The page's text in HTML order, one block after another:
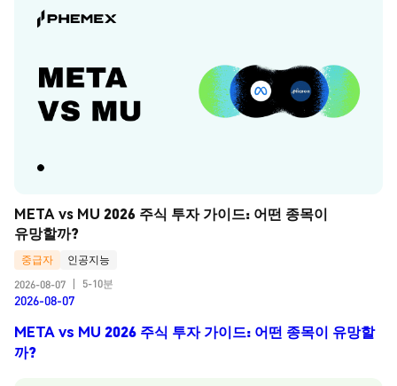
META vs MU 2026 주식 투자 가이드: 어떤 종목이
유망할까?
중급자
인공지능
2026-08-07
5-10분
2026-08-07
META vs MU 2026 주식 투자 가이드: 어떤 종목이 유망할
까?